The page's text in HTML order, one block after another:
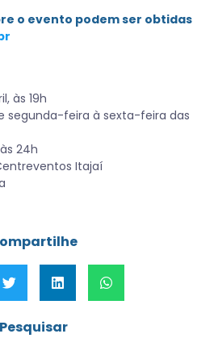
Pesquisar
o evento podem ser obtidas
às 19h
segunda-feira à sexta-feira das
24h
Itajaí